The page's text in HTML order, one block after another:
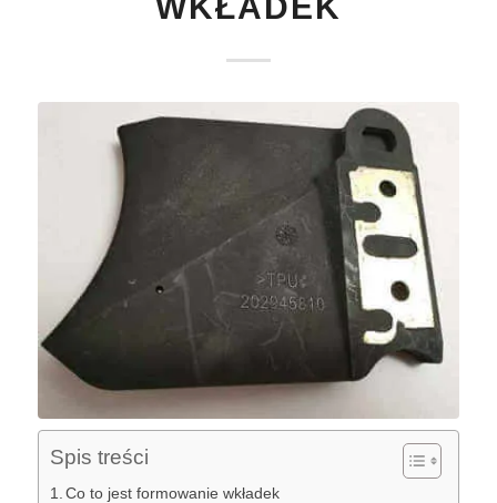
Spis treści
Co to jest formowanie wkładek